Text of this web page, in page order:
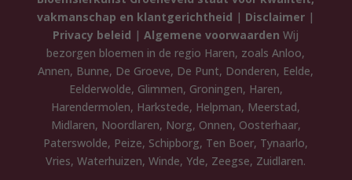
vakmanschap en klantgerichtheid | Disclaimer |
Privacy beleid |Algemene voorwaarden Wij
bezorgen bloemen in de regio Haren, zoals Anloo,
Annen, Bunne, De Groeve, De Punt, Donderen, Eelde,
Eelderwolde, Glimmen, Groningen, Haren,
Harendermolen, Harkstede, Helpman, Meerstad,
Midlaren, Noordlaren, Norg, Onnen, Oosterhaar,
Paterswolde, Peize, Schipborg, Ten Boer, Tynaarlo,
Vries, Waterhuizen, Winde, Yde, Zeegse, Zuidlaren.